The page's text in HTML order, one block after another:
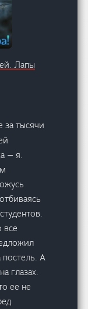
Лапы
за тысячи
— я.
все
А
глазах.
ее не